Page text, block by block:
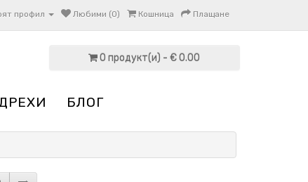
профил Любими (0) Кошница Плащане
0 продукт(и) - € 0.00
БЛОГ